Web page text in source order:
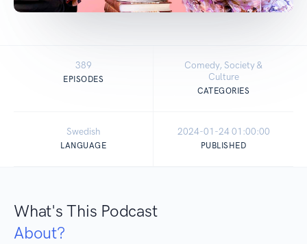
389
EPISODES
Comedy, Society &
Culture
CATEGORIES
Swedish
LANGUAGE
2024-01-24 01:00:00
PUBLISHED
What's This Podcast
About?